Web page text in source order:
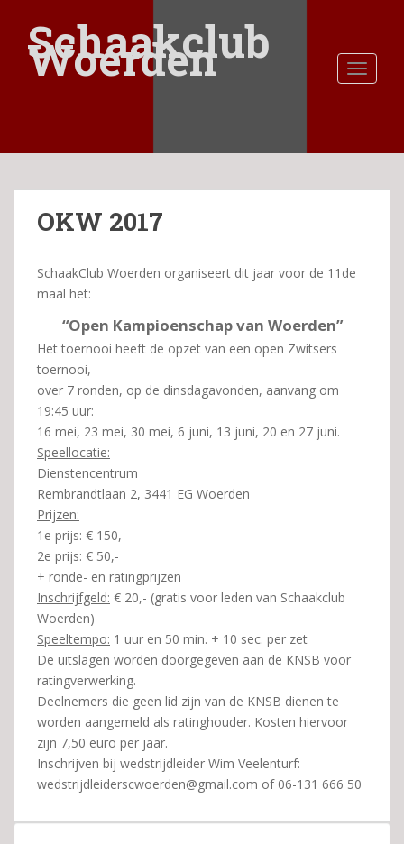
a
Schaakclub
Woerden
OKW 2017
SchaakClub Woerden organiseert dit jaar voor de 11de
maal het:
“Open Kampioenschap van Woerden”
Het toernooi heeft de opzet van een open Zwitsers
toernooi,
over 7 ronden, op de dinsdagavonden, aanvang om
19:45 uur:
16 mei, 23 mei, 30 mei, 6 juni, 13 juni, 20 en 27 juni.
Speellocatie:
Dienstencentrum
Rembrandtlaan 2, 3441 EG Woerden
Prijzen:
1e prijs: € 150,-
2e prijs: € 50,-
+ ronde- en ratingprijzen
Inschrijfgeld: € 20,- (gratis voor leden van Schaakclub
Woerden)
Speeltempo: 1 uur en 50 min. + 10 sec. per zet
De uitslagen worden doorgegeven aan de KNSB voor
ratingverwerking.
Deelnemers die geen lid zijn van de KNSB dienen te
worden aangemeld als ratinghouder. Kosten hiervoor
zijn 7,50 euro per jaar.
Inschrijven bij wedstrijdleider Wim Veelenturf:
wedstrijdleiderscwoerden@gmail.com of 06-131 666 50